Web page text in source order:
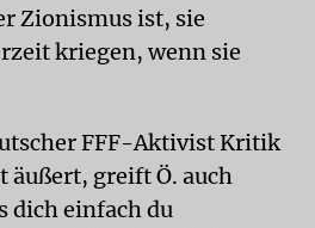
Zionismus ist, sie
kriegen, wenn sie
FFF-Aktivist Kritik
äußert, greift Ö. auch
dich einfach du